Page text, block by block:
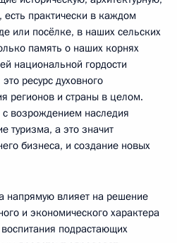
практически в каждом
или посёлке, в наших сельских
память о наших корнях
национальной гордости
ресурс духовного
регионов и страны в целом.
с возрождением наследия
туризма, а это значит
бизнеса, и создание новых
напрямую влияет на решение
и экономического характера
подрастающих